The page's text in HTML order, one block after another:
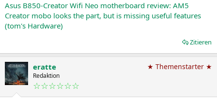
Asus B850-Creator Wifi Neo motherboard review: AM5
Creator mobo looks the part, but is missing useful features
(tom's Hardware)
Zitieren
eratte
Redaktion
☆☆☆☆☆☆
★ Themenstarter ★